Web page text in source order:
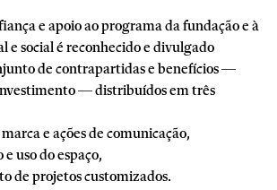
e apoio ao programa da fundação e à
e social é reconhecido e divulgado
de contrapartidas e benefícios —
— distribuídos em três
e ações de comunicação,
uso do espaço,
de projetos customizados.